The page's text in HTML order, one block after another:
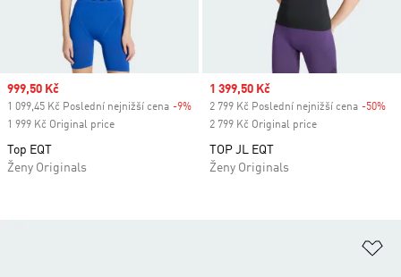
Sale price
999,50 Kč
1 099,45 Kč Poslední nejnižší cena -9% Discount
1 999 Kč Original price
Top EQT
Ženy Originals
Sale price
1 399,50 Kč
2 799 Kč Poslední nejnižší cena -50%
2 799 Kč Original price
TOP JL EQT
Ženy Originals